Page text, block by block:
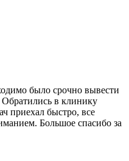
было срочно вывести
Обратились в клинику
приехал быстро, все
Большое спасибо за